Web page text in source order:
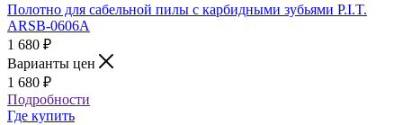
Полотно для сабельной пилы с карбидными зубьями P.I.T.
ARSB-0606A
1 680 ₽
Варианты цен
1 680 ₽
Подробности
Где купить